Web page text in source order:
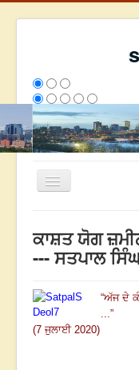
Toggle
ਰਚਨਾਵਾਂ
ਸੰਪਰਕ
We have 260 guests
ਕਾਸ਼ਤ ਯੋਗ
--- ਸਤਪਾਲ
“ਅੱਜ ਦੇ
...”
(7 ਜੁਲਾਈ 2020)